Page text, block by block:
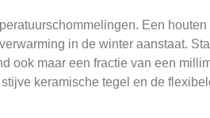
Een
in de winter aanstaat.
ook maar een fractie van een
keramische tegel en de